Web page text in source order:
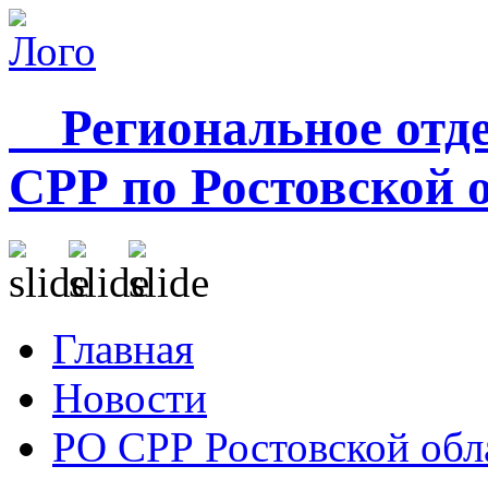
Региональное
СРР по Ростовской
Главная
Новости
РО СРР Ростовской